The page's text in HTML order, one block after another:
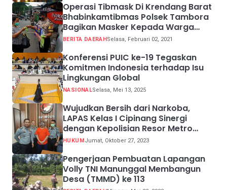
Operasi Tibmask Di Krendang Barat
Bhabinkamtibmas Polsek Tambora
Bagikan Masker Kepada Warga
Pelanggar Prokes
BERITA DAERAHSelasa, Februari 02, 2021
Konferensi PUIC ke-19 Tegaskan
Komitmen Indonesia terhadap Isu
Lingkungan Global
NASIONALSelasa, Mei 13, 2025
Wujudkan Bersih dari Narkoba,
LAPAS Kelas I Cipinang Sinergi
dengan Kepolisian Resor Metro
Jakarta Barat
HUKUMJumat, Oktober 27, 2023
Pengerjaan Pembuatan Lapangan
Volly TNI Manunggal Membangun
Desa (TMMD) ke 113